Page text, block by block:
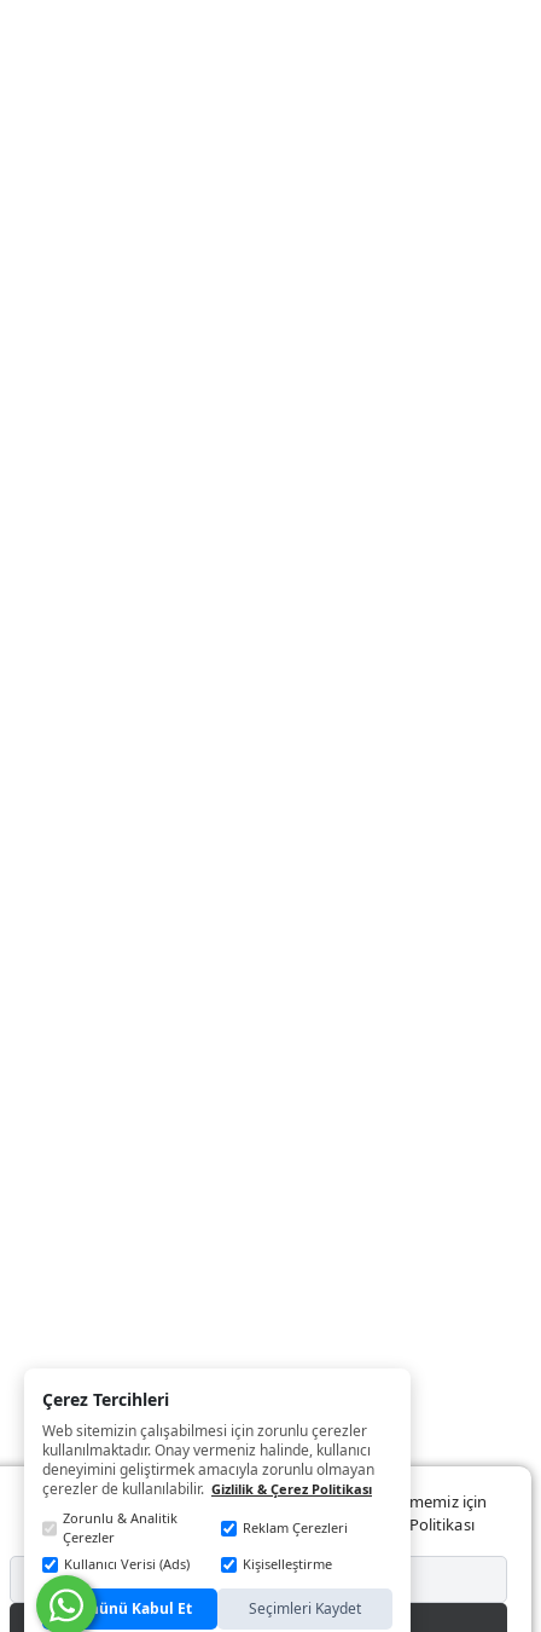
Web sitemizde size daha iyi ve kaliteli hizmet sunabilmemiz için
çerezler kullanılmaktadır. Detaylar:Gizlilik ve Çerez Politikası
Reddet
Kabul Et
Çerez Tercihleri
Web sitemizin çalışabilmesi için zorunlu çerezler
kullanılmaktadır. Onay vermeniz halinde, kullanıcı
deneyimini geliştirmek amacıyla zorunlu olmayan
çerezler de kullanılabilir. Gizlilik & Çerez Politikası
Zorunlu & Analitik
Çerezler
Reklam Çerezleri
Kullanıcı Verisi (Ads)
Kişiselleştirme
Tümünü Kabul Et Seçimleri Kaydet